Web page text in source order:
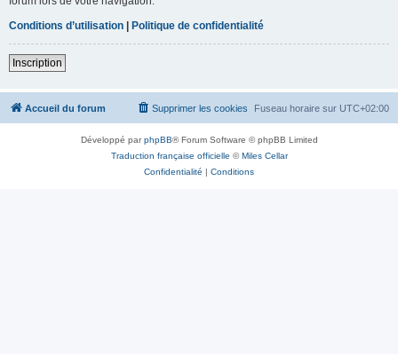
Conditions d’utilisation | Politique de confidentialité
Inscription
Accueil du forum Fuseau horaire sur UTC+02:00
Supprimer les cookies
Développé parphpBB® Forum Software © phpBB Limited
Traduction française officielle ©Miles Cellar
Confidentialité | Conditions